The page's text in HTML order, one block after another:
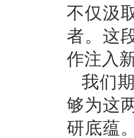
不仅汲
者。这
作注入
我们
够为这
研底蕴